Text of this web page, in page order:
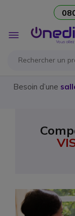
Affichage
navigation
Besoin d’une